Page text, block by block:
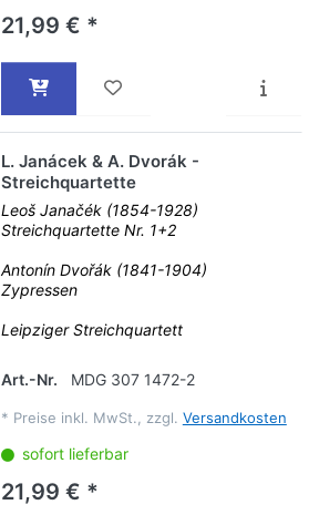
21,99 € *
L. Janácek & A. Dvorák -
Streichquartette
Leoš Janačék (1854-1928)
Streichquartette Nr. 1+2
Antonín Dvořák (1841-1904)
Zypressen
Leipziger Streichquartett
Art.-Nr. MDG 307 1472-2
* Preise inkl. MwSt., zzgl. Versandkosten
sofort lieferbar
21,99 € *